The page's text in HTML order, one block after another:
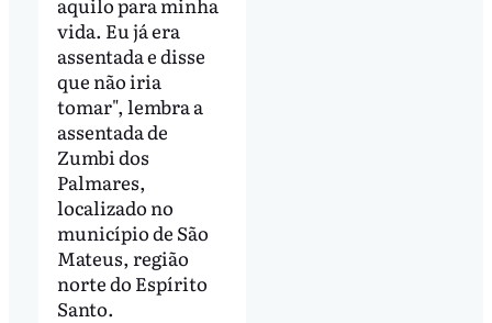
vida. Eu já era
assentada e disse
que não iria
tomar", lembra a
assentada de
Zumbi dos
Palmares,
localizado no
município de São
Mateus, região
norte do Espírito
Santo.